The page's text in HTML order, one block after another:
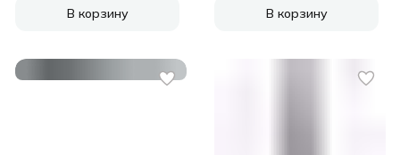
В корзину В корзину